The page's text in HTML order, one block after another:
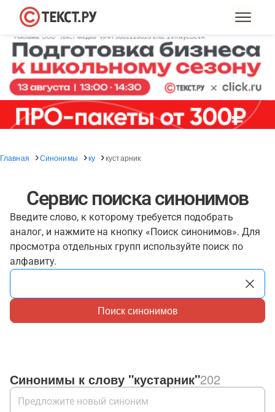
Главная Синонимы ку кустарник
Сервис поиска синонимов
Введите слово, к которому требуется подобрать
аналог, и нажмите на кнопку «Поиск синонимов». Для
просмотра отдельных групп используйте поиск по
алфавиту.
Поиск синонимов
Синонимы к слову "кустарник"202